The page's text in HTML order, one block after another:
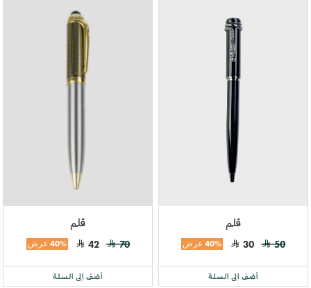
قلم
50
30 40% عرض
أضف إلى السلة
قلم
70
42 40% عرض
أضف إلى السلة